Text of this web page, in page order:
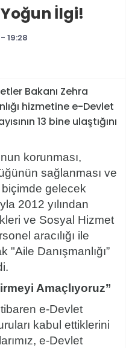
İlgi!
19:28
Bakanı Zehra
hizmetine e-Devlet
13 bine ulaştığını
korunması,
sağlanması ve
biçimde gelecek
2012 yılından
ve Sosyal Hizmet
aracılığı ile
Danışmanlığı”
Amaçlıyoruz’’
e-Devlet
kabul ettiklerini
e-Devlet